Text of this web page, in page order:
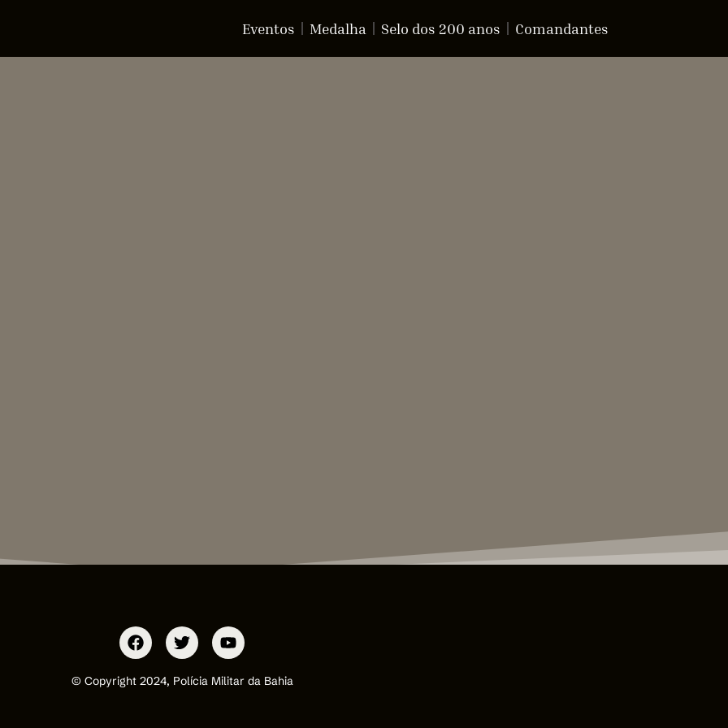
Eventos Medalha Selo dos 200 anos Comandantes
© Copyright 2024, Polícia Militar da Bahia